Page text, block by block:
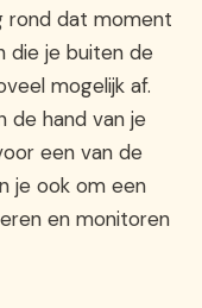
rond dat moment
die je buiten de
mogelijk af.
de hand van je
een van de
je ook om een
en monitoren